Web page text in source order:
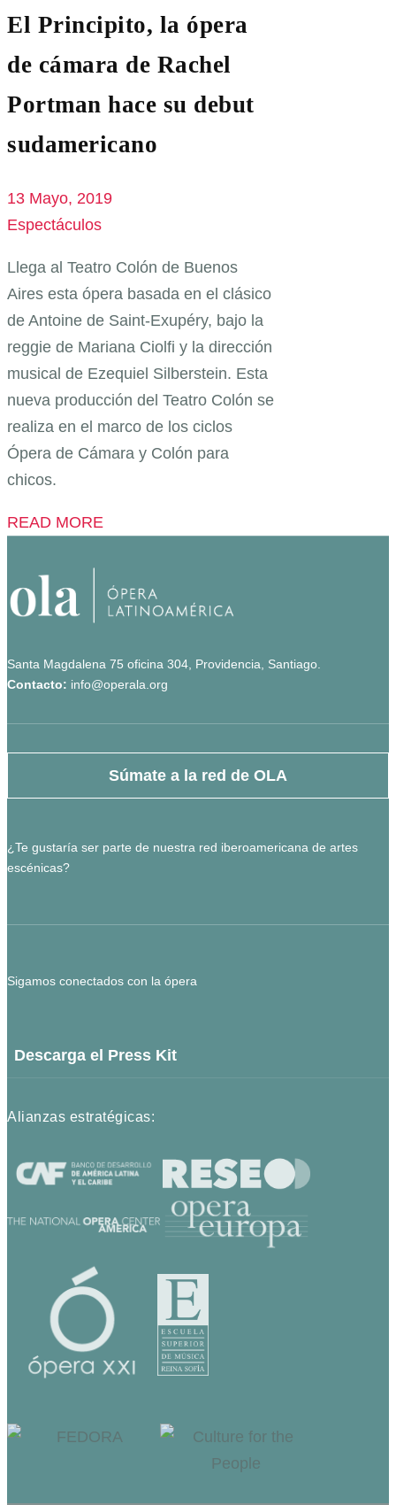
El Principito, la ópera
de cámara de Rachel
Portman hace su debut
sudamericano
13 Mayo, 2019
Espectáculos
Llega al Teatro Colón de Buenos
Aires esta ópera basada en el clásico
de Antoine de Saint-Exupéry, bajo la
reggie de Mariana Ciolfi y la dirección
musical de Ezequiel Silberstein. Esta
nueva producción del Teatro Colón se
realiza en el marco de los ciclos
Ópera de Cámara y Colón para
chicos.
READ MORE
Santa Magdalena 75 oficina 304, Providencia, Santiago.
Contacto: info@operala.org
Súmate a la red de OLA
¿Te gustaría ser parte de nuestra red iberoamericana de artes
escénicas?
Sigamos conectados con la ópera
Descarga el Press Kit
Alianzas estratégicas: